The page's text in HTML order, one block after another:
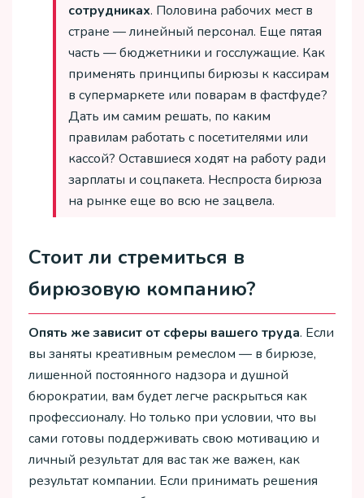
сотрудниках. Половина рабочих мест в
стране — линейный персонал. Еще пятая
часть — бюджетники и госслужащие. Как
применять принципы бирюзы к кассирам
в супермаркете или поварам в фастфуде?
Дать им самим решать, по каким
правилам работать с посетителями или
кассой? Оставшиеся ходят на работу ради
зарплаты и соцпакета. Неспроста бирюза
на рынке еще во всю не зацвела.
Стоит ли стремиться в
бирюзовую компанию?
Опять же зависит от сферы вашего труда. Если
вы заняты креативным ремеслом — в бирюзе,
лишенной постоянного надзора и душной
бюрократии, вам будет легче раскрыться как
профессионалу. Но только при условии, что вы
сами готовы поддерживать свою мотивацию и
личный результат для вас так же важен, как
результат компании. Если принимать решения